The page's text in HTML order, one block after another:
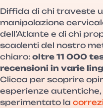
Diffida di chi traveste
manipolazione
dell’Atlante e di chi
scadenti del nostro
chiaro: oltre 11 000
recensioni in varie
Clicca per scoprire
esperienze
sperimentato la